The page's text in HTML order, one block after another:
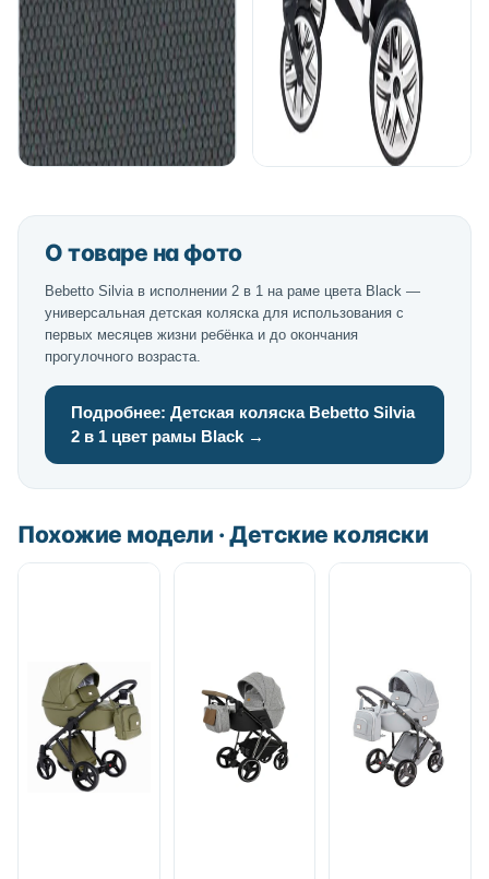
О товаре на фото
Bebetto Silvia в исполнении 2 в 1 на раме цвета Black —
универсальная детская коляска для использования с
первых месяцев жизни ребёнка и до окончания
прогулочного возраста.
Подробнее: Детская коляска Bebetto Silvia
2 в 1 цвет рамы Black →
Похожие модели · Детские коляски